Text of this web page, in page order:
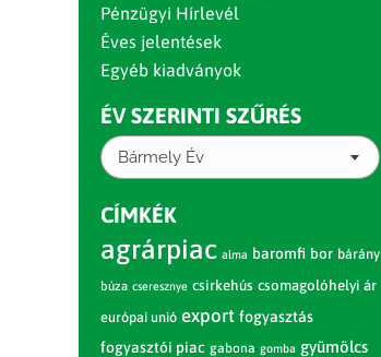
Pénzügyi Hírlevél
Éves jelentések
Egyéb kiadványok
ÉV SZERINTI SZŰRÉS
Bármely Év
CÍMKÉK
agrárpiac alma baromfi bor bárány
búza cseresznye csirkehús csomagolóhelyi ár
európai unió export fogyasztás
fogyasztói piac gabona gomba gyümölcs